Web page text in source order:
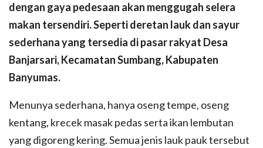
dengan gaya pedesaan akan menggugah selera
makan tersendiri. Seperti deretan lauk dan sayur
sederhana yang tersedia di pasar rakyat Desa
Banjarsari, Kecamatan Sumbang, Kabupaten
Banyumas.
Menunya sederhana, hanya oseng tempe, oseng
kentang, krecek masak pedas serta ikan lembutan
yang digoreng kering. Semua jenis lauk pauk tersebut